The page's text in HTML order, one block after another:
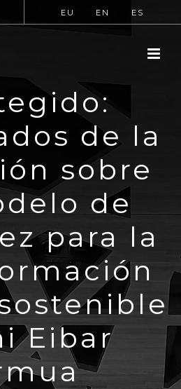
EU EN ES
de la
sobre
de
para la
Eibar